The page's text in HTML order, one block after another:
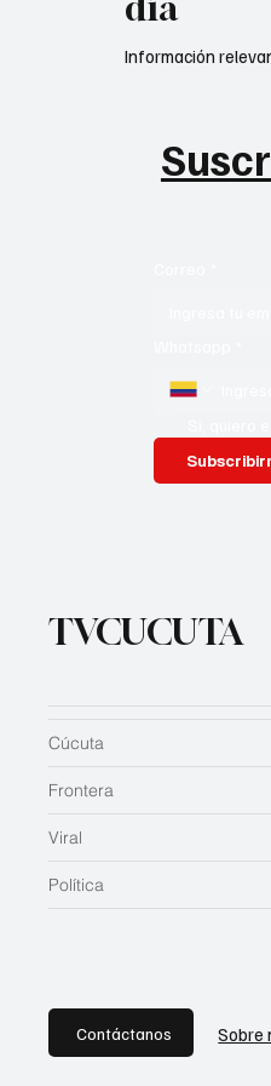
Información
TVCUCUTA
Cúcuta
Frontera
Viral
Política
Contáctanos Sobre